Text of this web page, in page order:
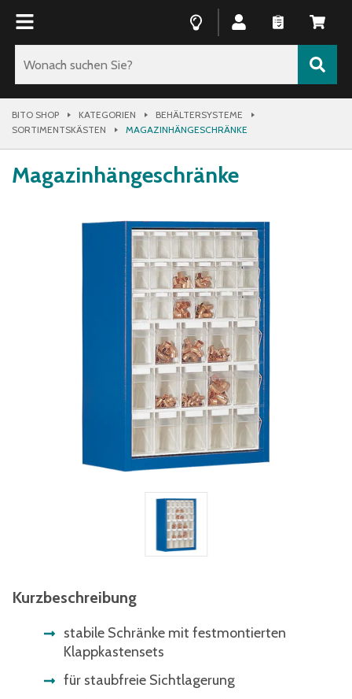
BITO SHOP KATEGORIEN
BEHÄLTERSYSTEME
SORTIMENTSKÄSTEN
MAGAZINHÄNGESCHRÄNKE
Magazinhängeschränke
Kurzbeschreibung
stabile Schränke mit festmontierten
Klappkastensets
für staubfreie Sichtlagerung